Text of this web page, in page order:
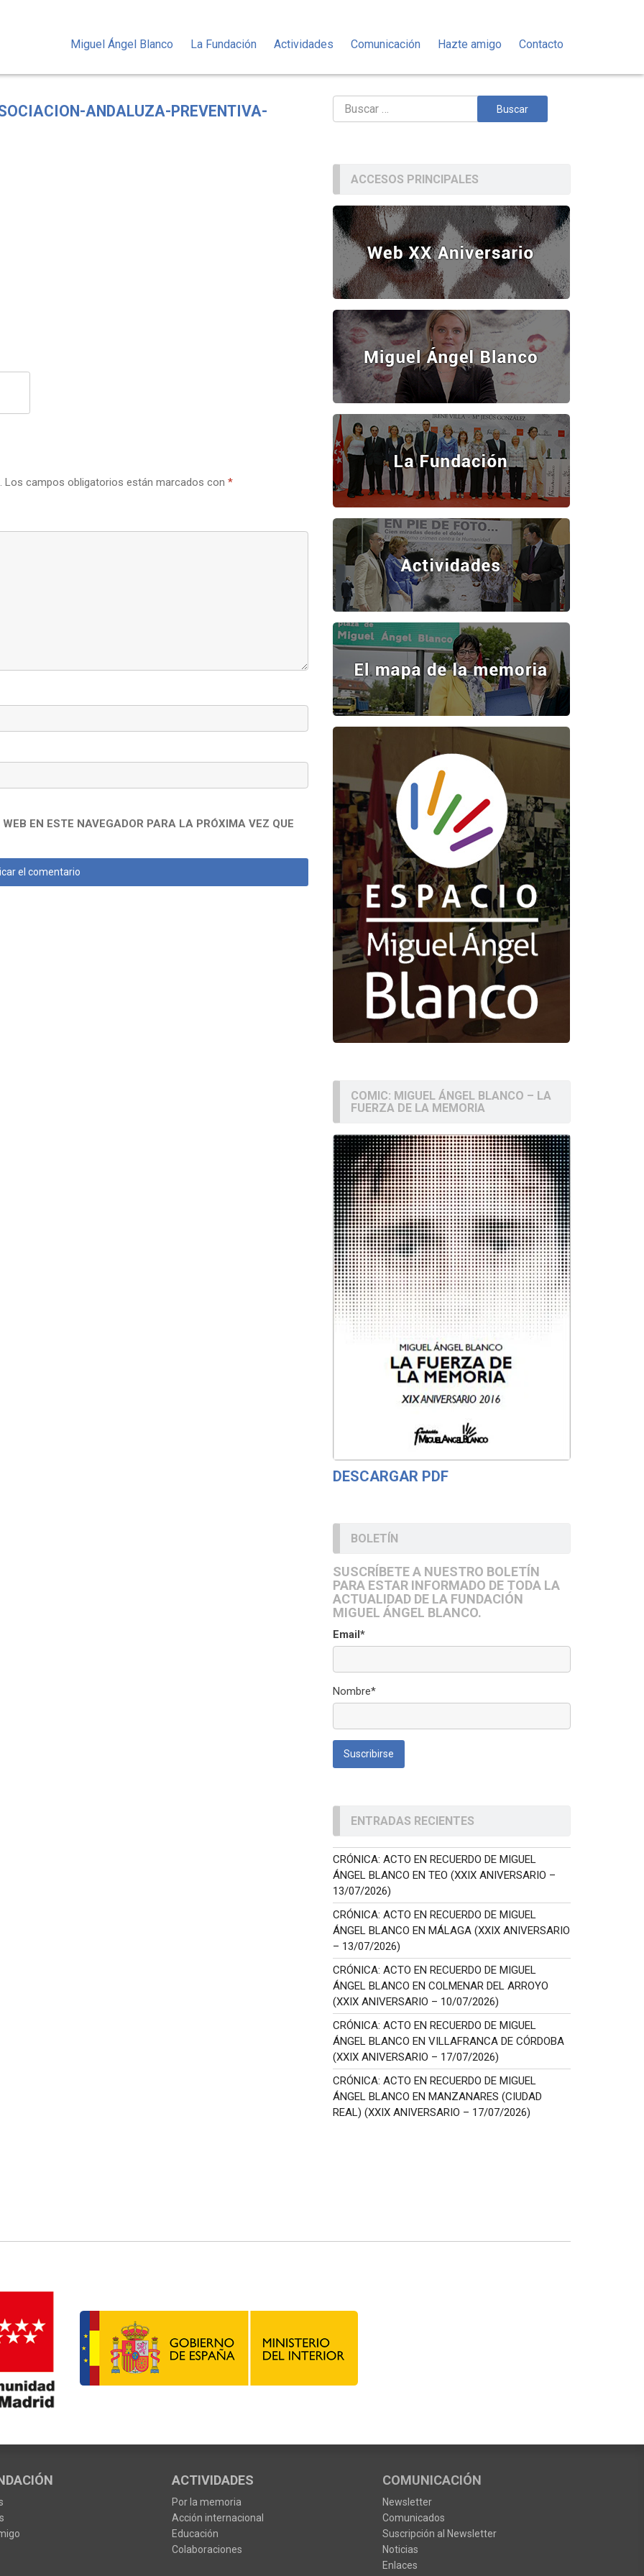
Miguel Ángel Blanco La Fundación Actividades Comunicación Hazte amigo Contacto
ANDALUZA-PREVENTIVA-
Los campos obligatorios están marcados con *
EN ESTE NAVEGADOR PARA LA PRÓXIMA VEZ QUE
Buscar:
ACCESOS PRINCIPALES
COMIC: MIGUEL ÁNGEL BLANCO – LA
FUERZA DE LA MEMORIA
DESCARGAR PDF
BOLETÍN
SUSCRÍBETE A NUESTRO BOLETÍN
PARA ESTAR INFORMADO DE TODA LA
ACTUALIDAD DE LA FUNDACIÓN
MIGUEL ÁNGEL BLANCO.
Email*
Nombre*
ENTRADAS RECIENTES
CRÓNICA: ACTO EN RECUERDO DE MIGUEL
ÁNGEL BLANCO EN TEO (XXIX ANIVERSARIO –
13/07/2026)
CRÓNICA: ACTO EN RECUERDO DE MIGUEL
ÁNGEL BLANCO EN MÁLAGA (XXIX ANIVERSARIO
– 13/07/2026)
CRÓNICA: ACTO EN RECUERDO DE MIGUEL
ÁNGEL BLANCO EN COLMENAR DEL ARROYO
(XXIX ANIVERSARIO – 10/07/2026)
CRÓNICA: ACTO EN RECUERDO DE MIGUEL
ÁNGEL BLANCO EN VILLAFRANCA DE CÓRDOBA
(XXIX ANIVERSARIO – 17/07/2026)
CRÓNICA: ACTO EN RECUERDO DE MIGUEL
ÁNGEL BLANCO EN MANZANARES (CIUDAD
REAL) (XXIX ANIVERSARIO – 17/07/2026)
ACTIVIDADES
Por la memoria
Acción internacional
Educación
Colaboraciones
COMUNICACIÓN
Newsletter
Comunicados
Suscripción al Newsletter
Noticias
Enlaces